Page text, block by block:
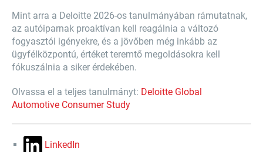
Mint arra a Deloitte 2026-os tanulmányában rámutatnak,
az autóiparnak proaktívan kell reagálnia a változó
fogyasztói igényekre, és a jövőben még inkább az
ügyfélközpontú, értéket teremtő megoldásokra kell
fókuszálnia a siker érdekében.
Olvassa el a teljes tanulmányt: Deloitte Global
Automotive Consumer Study
LinkedIn